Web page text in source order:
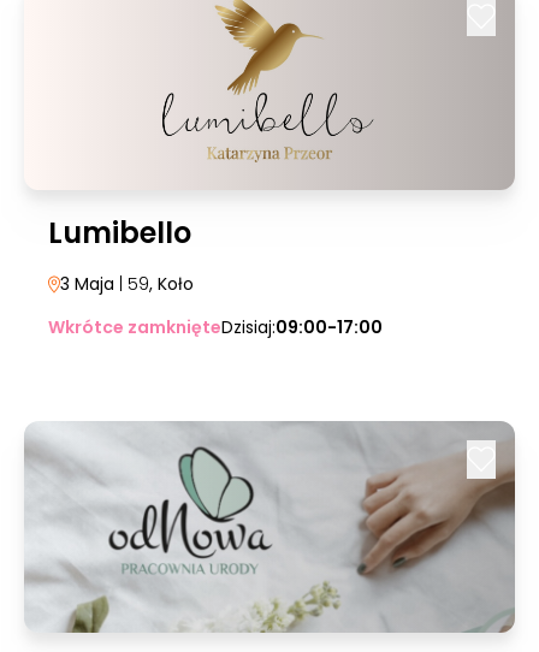
Lumibello
3 Maja | 59, Koło
Wkrótce zamknięteDzisiaj:09:00-17:00